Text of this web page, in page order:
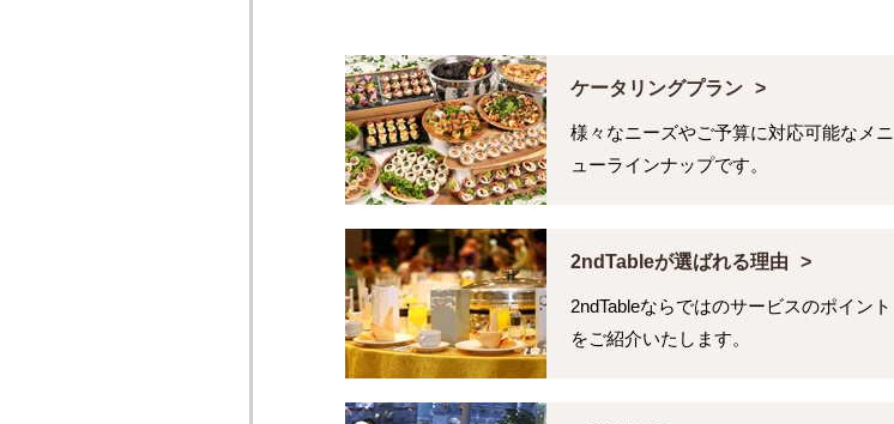
ケータリングプラン
様々なニーズやご予算に対応可能なメニ
ューラインナップです。
2ndTableが選ばれる理由
2ndTableならではのサービスのポイント
をご紹介いたします。